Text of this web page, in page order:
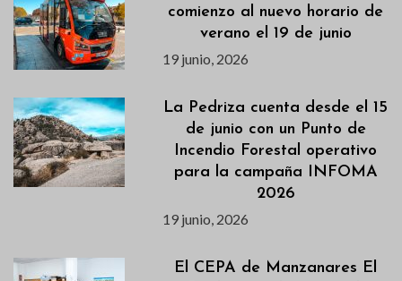
comienzo al nuevo horario de
verano el 19 de junio
19 junio, 2026
La Pedriza cuenta desde el 15
de junio con un Punto de
Incendio Forestal operativo
para la campaña INFOMA
2026
19 junio, 2026
El CEPA de Manzanares El